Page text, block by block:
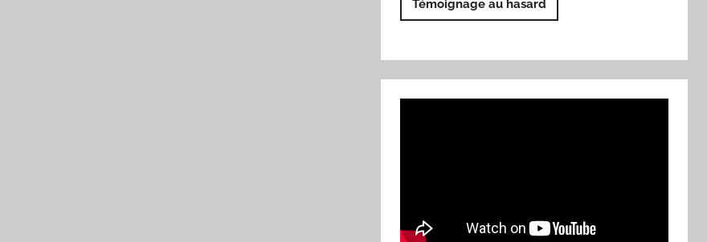
Témoignage au hasard